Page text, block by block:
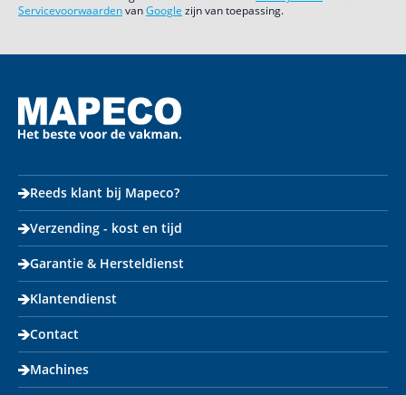
ServicevoorwaardenvanGoogle zijn van toepassing.
Reeds klant bij Mapeco?
Verzending - kost en tijd
Garantie & Hersteldienst
Klantendienst
Contact
Machines